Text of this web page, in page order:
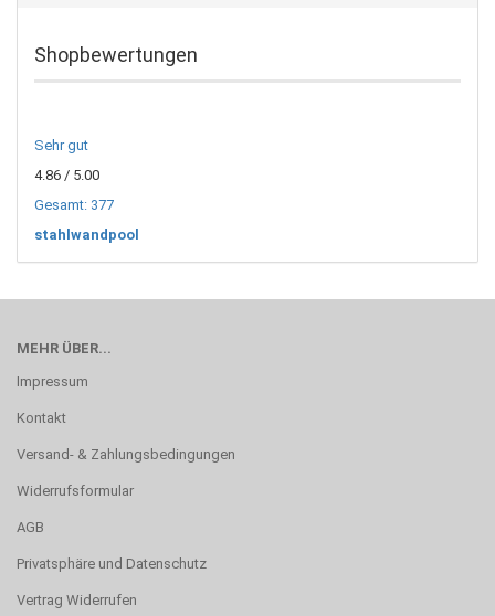
Shopbewertungen
Sehr gut
4.86 / 5.00
Gesamt: 377
stahlwandpool
MEHR ÜBER...
Impressum
Kontakt
Versand- & Zahlungsbedingungen
Widerrufsformular
AGB
Privatsphäre und Datenschutz
Vertrag Widerrufen